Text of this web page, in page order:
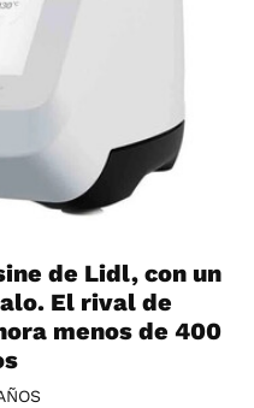
de Lidl, con un
El rival de
menos de 400